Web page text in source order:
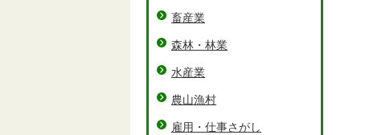
畜産業
森林・林業
水産業
農山漁村
雇用・仕事さがし